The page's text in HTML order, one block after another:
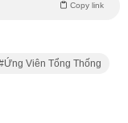
Copy link
Ứng Viên Tổng Thống